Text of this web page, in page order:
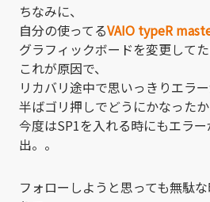
ちなみに、
自分の使ってるVAIO typeR
グラフィックボードを変更して
これが原因で、
リカバリ途中で思いっきりエラ
半ばゴリ押しでどうにかなった
今度はSP1を入れる時にもエラ
出。。
フォローしようと思っても無駄